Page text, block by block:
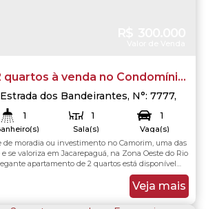
à venda no Condomínio
- Jacarepaguá, Rio de
Estrada dos Bandeirantes, N°: 7777,
de Janeiro
1 1
Sala(s)
1
Vaga(s)
Útil:50 .00m²
de moradia ou investimento no Camorim, uma das
se valoriza em Jacarepaguá, na Zona Oeste do Rio
apartamento de 2 quartos está disponível
Condomínio Rota do Sol, ideal para quem busca
uma infraestrutura de lazer completa para toda a
Veja mais